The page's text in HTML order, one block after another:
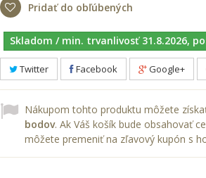
Pridať do obľúbených
Skladom / min. trvanlivosť 31.8.2026,
Twitter Facebook Google+
Nákupom tohto produktu môžete
bodov. Ak Váš košík bude obsahovať
môžete premeniť na zľavový kupón s